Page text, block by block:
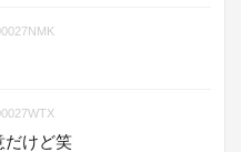
だけど笑